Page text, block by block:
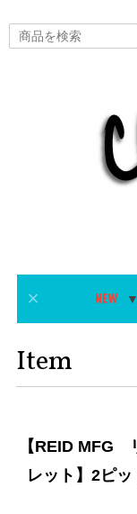
Item
【REID MFG
レット】2ピ